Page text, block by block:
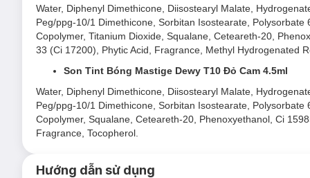
Water, Diphenyl Dimethicone, Diisostearyl Malate,
Peg/ppg-10/1 Dimethicone, Sorbitan Isostearate,
Copolymer, Titanium Dioxide, Squalane, Ceteareth-20,
33 (Ci 17200), Phytic Acid, Fragrance, Methyl Hydrogenated
Son Tint Bóng Mastige Dewy T10 Đỏ Cam 4.5ml
Water, Diphenyl Dimethicone, Diisostearyl Malate,
Peg/ppg-10/1 Dimethicone, Sorbitan Isostearate,
Copolymer, Squalane, Ceteareth-20, Phenoxyethanol, Ci
Fragrance, Tocopherol.
Hướng dẫn sử dụng